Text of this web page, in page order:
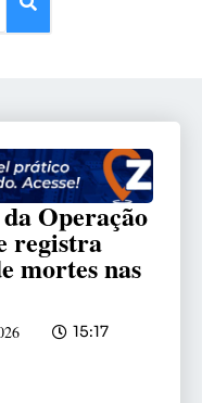
Operação
registra
mortes nas
15:17